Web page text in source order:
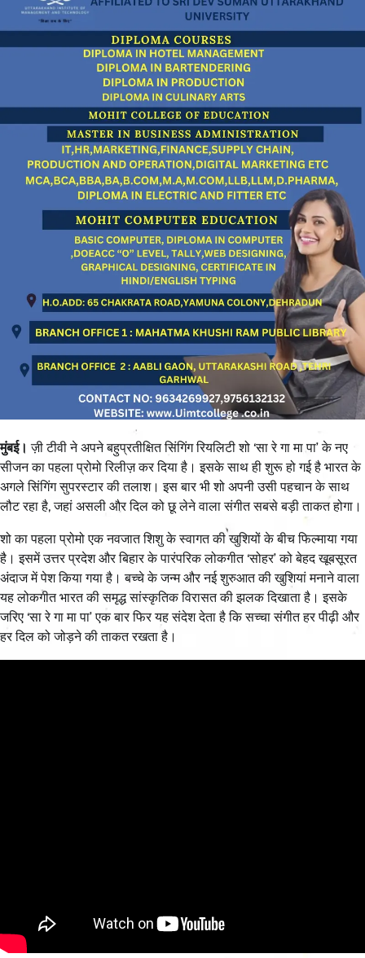
मुंबई।ज़ी टीवी ने अपने बहुप्रतीक्षित सिंगिंग रियलिटी शो ‘सा रे गा मा पा’ के नए
सीजन का पहला प्रोमो रिलीज़ कर दिया है। इसके साथ ही शुरू हो गई है भारत के
अगले सिंगिंग सुपरस्टार की तलाश। इस बार भी शो अपनी उसी पहचान के साथ
लौट रहा है, जहां असली और दिल को छू लेने वाला संगीत सबसे बड़ी ताकत होगा।
शो का पहला प्रोमो एक नवजात शिशु के स्वागत की खुशियों के बीच फिल्माया गया
है। इसमें उत्तर प्रदेश और बिहार के पारंपरिक लोकगीत ‘सोहर’ को बेहद खूबसूरत
अंदाज में पेश किया गया है। बच्चे के जन्म और नई शुरुआत की खुशियां मनाने वाला
यह लोकगीत भारत की समृद्ध सांस्कृतिक विरासत की झलक दिखाता है। इसके
जरिए ‘सा रे गा मा पा’ एक बार फिर यह संदेश देता है कि सच्चा संगीत हर पीढ़ी और
हर दिल को जोड़ने की ताकत रखता है।